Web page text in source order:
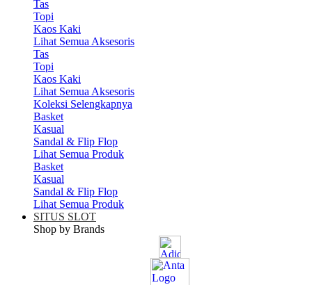
Tas
Topi
Kaos Kaki
Lihat Semua Aksesoris
Tas
Topi
Kaos Kaki
Lihat Semua Aksesoris
Koleksi Selengkapnya
Basket
Kasual
Sandal & Flip Flop
Lihat Semua Produk
Basket
Kasual
Sandal & Flip Flop
Lihat Semua Produk
SITUS SLOT
Shop by Brands